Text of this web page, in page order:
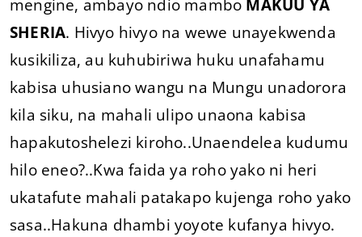
mengine, ambayo ndio mambo MAKUU YA
SHERIA. Hivyo hivyo na wewe unayekwenda
kusikiliza, au kuhubiriwa huku unafahamu
kabisa uhusiano wangu na Mungu unadorora
kila siku, na mahali ulipo unaona kabisa
hapakutoshelezi kiroho..Unaendelea kudumu
hilo eneo?..Kwa faida ya roho yako ni heri
ukatafute mahali patakapo kujenga roho yako
sasa..Hakuna dhambi yoyote kufanya hivyo.